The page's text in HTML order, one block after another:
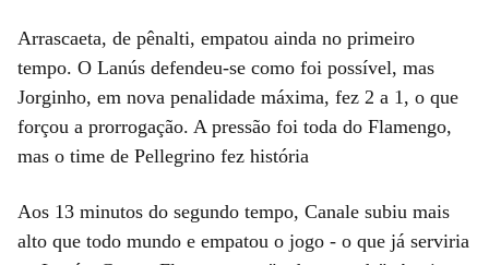
Arrascaeta, de pênalti, empatou ainda no primeiro
tempo. O Lanús defendeu-se como foi possível, mas
Jorginho, em nova penalidade máxima, fez 2 a 1, o que
forçou a prorrogação. A pressão foi toda do Flamengo,
mas o time de Pellegrino fez história
Aos 13 minutos do segundo tempo, Canale subiu mais
alto que todo mundo e empatou o jogo - o que já serviria